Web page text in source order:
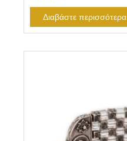
Διαβάστε περισσότερα